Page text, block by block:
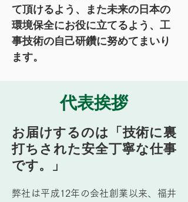
て頂けるよう、また未来の日本の
環境保全にお役に立てるよう、工
事技術の自己研鑽に努めてまいり
ます。
代表挨拶
お届けするのは「技術に裏
打ちされた安全丁寧な仕事
です。」
弊社は平成12年の会社創業以来、福井